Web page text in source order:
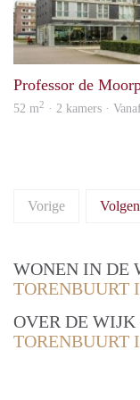
Professor de
52 m2 · 2 kamers ·
Vorige
WONEN IN DE
TORENBUURT
OVER DE WIJK
TORENBUURT